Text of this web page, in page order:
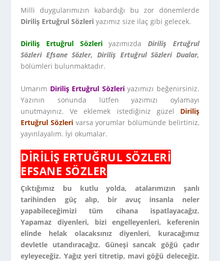
Milli duygularımızın kabardığı bu zor dönemlerde
Diriliş Ertuğrul Sözleri yazımız size ilaç gibi gelecek.
Diriliş Ertuğrul Sözleriyazımızda Diriliş Ertuğrul
Sözleri Efsane Sözler, Diriliş Ertuğrul Sözleri Dualar,
bölümleri bulunmaktadır.
Umarım Diriliş Ertuğrul Sözleriyazımızı beğenirsiniz.
Yazının sonunda lütfen yazımızı oylamayı
unutmayınız. Ve eklemek istediğiniz güzel Diriliş
Ertuğrul Sözleri varsa yorumlar bölümünde belirtiniz,
yayınlayalım. İyi okumalar.
DIRILIŞ ERTUĞRUL SÖZLERI
EFSANE SÖZLER
Çıktığımız bu kutlu yolda, atalarımızın şanlı
tarihinden güç alıp, bir avuç insanla neler
yapabileceğimizi tüm cihana ispatlayacağız.
Yapamaz diyenleri, bizi engelleyenleri, keferenin
elinde helak olacaksınız diyenleri, kuracağımız
devletle utandıracağız. Güneşi sancak göğü çadır
eyleyeceğiz. Yağız yeri titretip, mavi göğü deleceğiz.